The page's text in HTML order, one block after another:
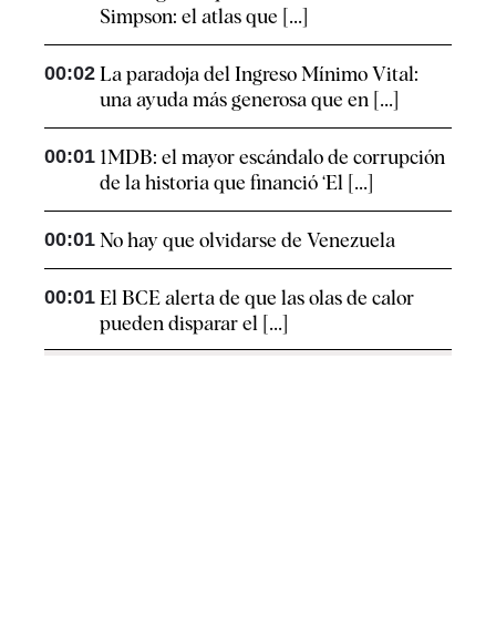
Simpson: el atlas que [...]
00:02 La paradoja del Ingreso Mínimo Vital:
una ayuda más generosa que en [...]
00:01 1MDB: el mayor escándalo de corrupción
de la historia que financió ‘El [...]
00:01 No hay que olvidarse de Venezuela
00:01 El BCE alerta de que las olas de calor
pueden disparar el [...]